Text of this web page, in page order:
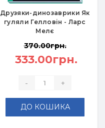
Друзяки-динозаврики Як
гуляли Гелловін - Ларс
Мелє
370.00грн.
333.00грн.
- +
ДО КОШИКА